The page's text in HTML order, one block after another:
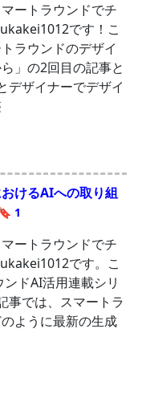
ートラウンドでチ
です！こ
ラウンドのデザイ
」の2回目の記事と
デザイナーでデザイ
けるAIへの取り組
1
ートラウンドでチ
です。こ
ドAI活用連載シリ
事では、スマートラ
ように最新の生成